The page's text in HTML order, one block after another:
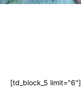
[td_block_5 limit="6"]